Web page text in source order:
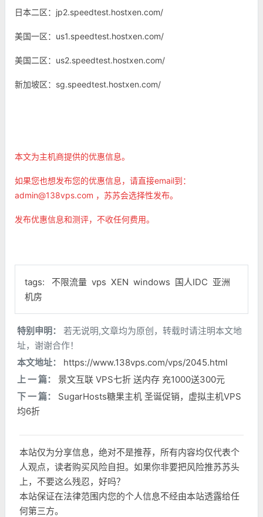
日本二区：jp2.speedtest.hostxen.com/
美国一区：us1.speedtest.hostxen.com/
美国二区：us2.speedtest.hostxen.com/
新加坡区：sg.speedtest.hostxen.com/
本文为主机商提供的优惠信息。
如果您也想发布您的优惠信息，请直接email到：
admin@138vps.com ，苏苏会选择性发布。
发布优惠信息和测评，不收任何费用。
tags: 不限流量 vps XEN windows 国人IDC 亚洲
机房
特别申明：
若无说明,文章均为原创，转载时请注明本文地
址，谢谢合作！
本文地址：
https://www.138vps.com/vps/2045.html
上 一 篇：
景文互联 VPS七折 送内存 充1000送300元
下 一 篇：
SugarHosts糖果主机 圣诞促销，虚拟主机VPS
均6折
本站仅为分享信息，绝对不是推荐，所有内容均仅代表个
人观点，读者购买风险自担。如果你非要把风险推苏苏头
上，不要这么残忍，好吗？
本站保证在法律范围内您的个人信息不经由本站透露给任
何第三方。